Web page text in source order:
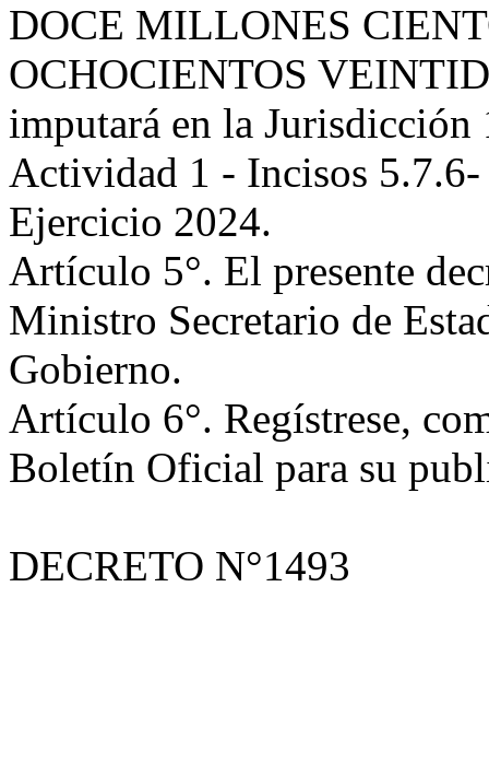
DOCE MILLONES
OCHOCIENTOS
imputará en la
Actividad 1 - Incisos
Ejercicio 2024.
Artículo 5°. El presente
Ministro Secretario de
Gobierno.
Artículo 6°. Regístrese,
Boletín Oficial para su
DECRETO N°1493